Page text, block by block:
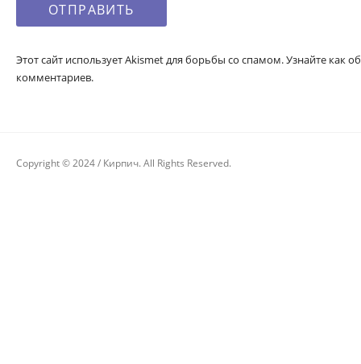
Этот сайт использует Akismet для борьбы со спамом. Узнайте как
комментариев.
Copyright © 2024 / Кирпич. All Rights Reserved.